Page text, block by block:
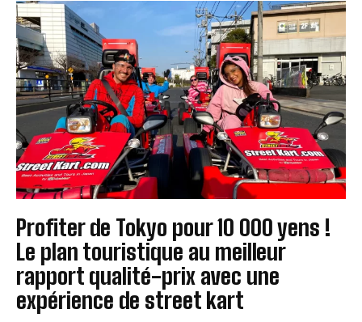
Profiter de Tokyo pour 10 000 yens !
Le plan touristique au meilleur
rapport qualité-prix avec une
expérience de street kart